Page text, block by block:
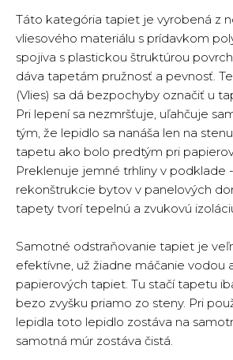
Táto kategória tapiet je vyrobená z
vliesového materiálu s prídavkom
spojiva s plastickou štruktúrou
dáva tapetám pružnosť a pevnosť.
(Vlies) sa dá bezpochyby označiť u
Pri lepení sa nezmršťuje, uľahčuje
tým, že lepidlo sa nanáša len na
tapetu ako bolo predtým pri
Preklenuje jemné trhliny v podklade
rekonštrukcie bytov v panelových
tapety tvorí tepelnú a zvukovú
Samotné odstraňovanie tapiet je
efektívne, už žiadne máčanie vodou
papierových tapiet. Tu stačí tapetu
bezo zvyšku priamo zo steny. Pri
lepidla toto lepidlo zostáva na
samotná múr zostáva čistá.